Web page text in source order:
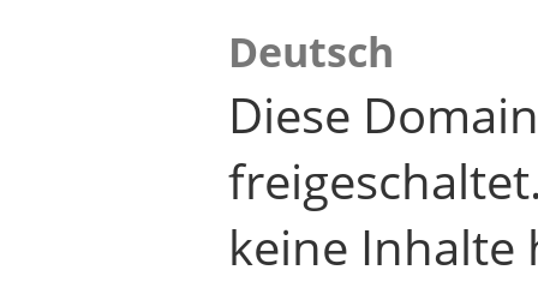
Deutsch
Diese
keine Inhalte